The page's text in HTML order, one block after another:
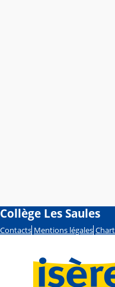
Collège Les Saules
Contacts Mentions légales